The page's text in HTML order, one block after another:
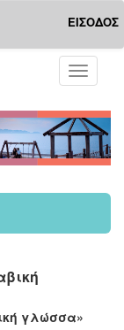
ΕΙΣΟΔΟΣ
Toggle
γλώσσα»